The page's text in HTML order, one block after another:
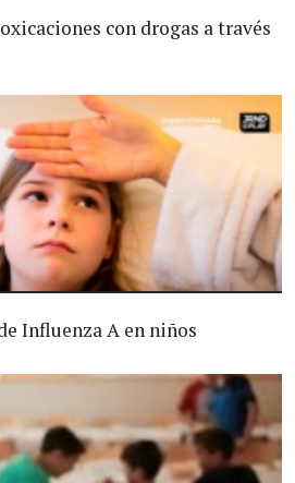
con drogas a través
Influenza A en niños